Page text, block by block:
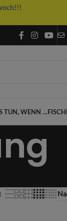
TUN, WENN …